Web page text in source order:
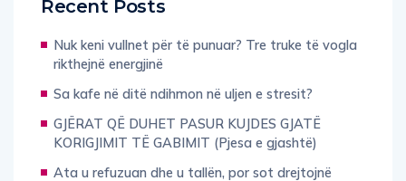
rikthejnë energjinë
Sa kafe në ditë ndihmon në uljen e stresit?
GJËRAT QË DUHET PASUR KUJDES GJATË
KORIGJIMIT TË GABIMIT (Pjesa e gjashtë)
Ata u refuzuan dhe u tallën, por sot drejtojnë
perandoritë më të mëdha në botë